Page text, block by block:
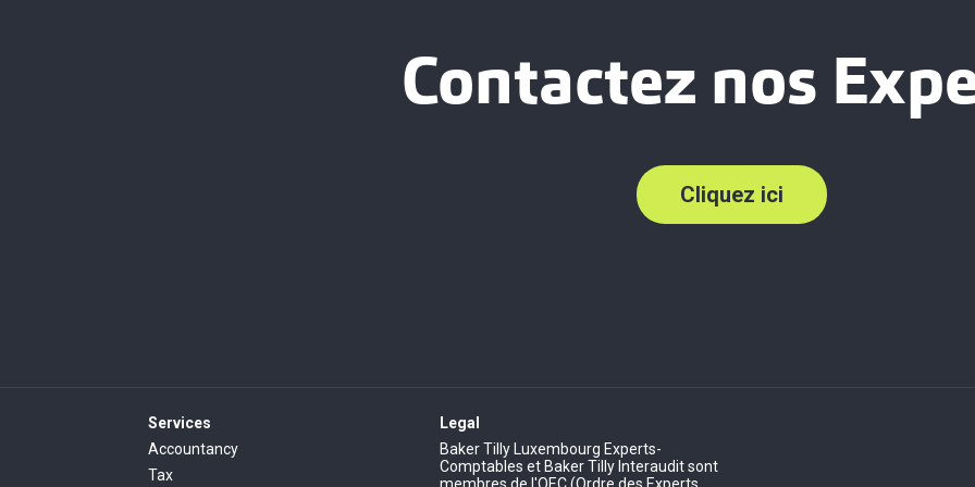
Contactez nos
Cliquez ici
Services
Accountancy
Tax
Legal
Baker Tilly Luxembourg Experts-
Comptables et Baker Tilly Interaudit sont
membres de l'OEC (Ordre des Experts